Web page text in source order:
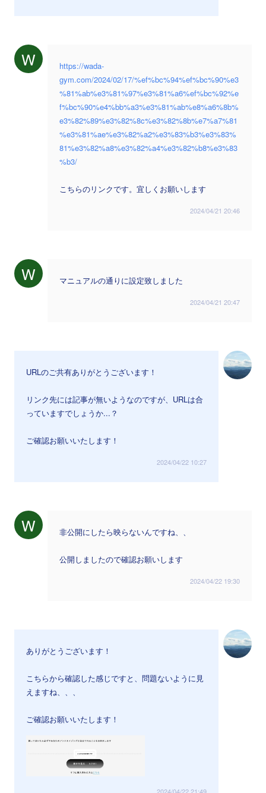
W
https://wada-
gym.com/2024/02/17/%ef%bc%94%ef%bc%90%e3
%81%ab%e3%81%97%e3%81%a6%ef%bc%92%e
f%bc%90%e4%bb%a3%e3%81%ab%e8%a6%8b%
e3%82%89%e3%82%8c%e3%82%8b%e7%a7%81
%e3%81%ae%e3%82%a2%e3%83%b3%e3%83%
81%e3%82%a8%e3%82%a4%e3%82%b8%e3%83
%b3/
こちらのリンクです。宜しくお願いします
2024/04/21 20:46
W マニュアルの通りに設定致しました
2024/04/21 20:47
URLのご共有ありがとうございます！
リンク先には記事が無いようなのですが、URLは合
っていますでしょうか...？
ご確認お願いいたします！
2024/04/22 10:27
W 非公開にしたら映らないんですね、、
公開しましたので確認お願いします
2024/04/22 19:30
ありがとうございます！
こちらから確認した感じですと、問題ないように見
えますね、、、
ご確認お願いいたします！
2024/04/22 21:49